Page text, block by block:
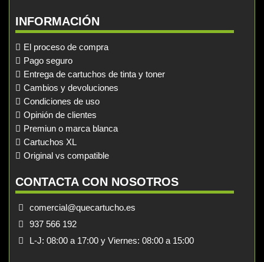
INFORMACIÓN
El proceso de compra
Pago seguro
Entrega de cartuchos de tinta y toner
Cambios y devoluciones
Condiciones de uso
Opinión de clientes
Premiun o marca blanca
Cartuchos XL
Original vs compatible
CONTACTA CON NOSOTROS
comercial@quecartucho.es
937 566 192
L-J: 08:00 a 17:00 y Viernes: 08:00 a 15:00